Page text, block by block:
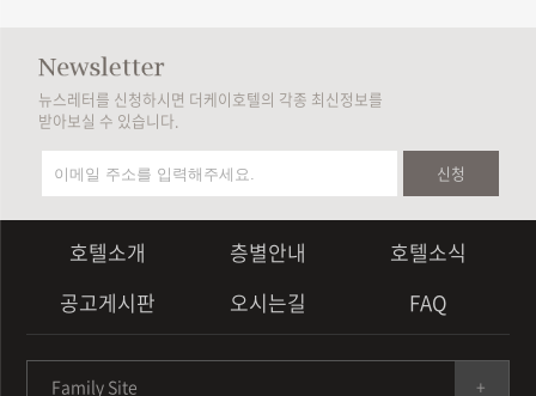
뉴스레터를 신청하시면 더케이호텔의 각종 최신정보를
받아보실 수 있습니다.
신청
호텔소개 층별안내
호텔소식
공고게시판
오시는길 FAQ
Family Site